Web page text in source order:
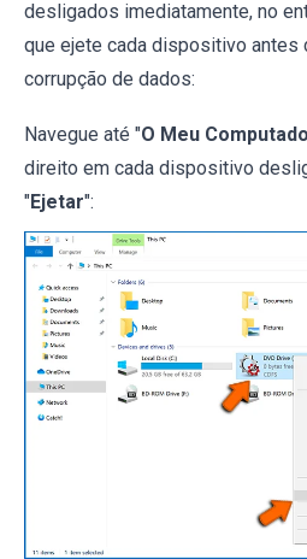
desligados imediatamente, no
que ejete cada dispositivo antes
corrupção de dados:
Navegue até "O Meu
direito em cada dispositivo
"Ejetar":